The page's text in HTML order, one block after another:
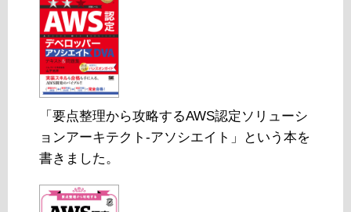
「要点整理から攻略するAWS認定ソリューシ
ョンアーキテクト-アソシエイト」という本を
書きました。